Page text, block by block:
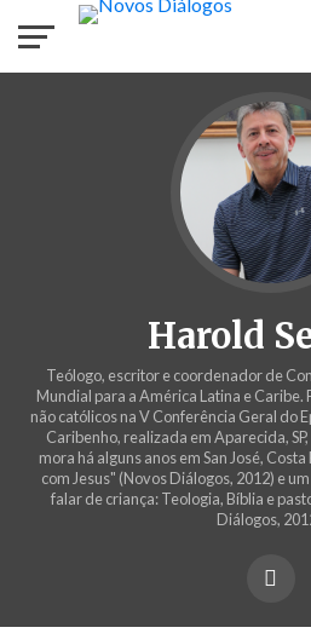
Harold
Teólogo, escritor e coordenador de
Mundial para a América Latina e
não católicos na V Conferência Geral do
Caribenho, realizada em Aparecida,
mora há alguns anos em San José,
com Jesus" (Novos Diálogos, 2012) e
falar de criança: Teologia, Bíblia e
Diálogos,